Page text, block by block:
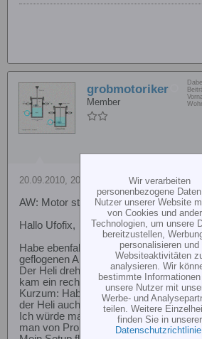
grobmotoriker
Member
20.09.2010, 20:54
AW: Motor stottert beim starten T-Rex
Hallo Ufofix,
Habe ebenfalls den 600ESP, und aus
geflogenen Akku (Turnigy 5000/25C)
Der Heli drehte hoch ohne Mucken,
kam ein recht heftiges Taumeln,
Kurzum: Habe
der Heli auch mit "halbleeren" Akku.
Ich würde mal den Motor überprüfen,
man von Problemen mit dem 600M.
Wir verarbeiten
personenbezogene
Nutzer unserer Website
von Cookies und
Technologien, um unsere
bereitzustellen,
personalisieren und
Websiteaktivitäten
analysieren. Wir
bestimmte Informationen
unsere Nutzer mit
Werbe- und
teilen. Weitere
finden Sie in unserer
Datenschutzrichtlinie.